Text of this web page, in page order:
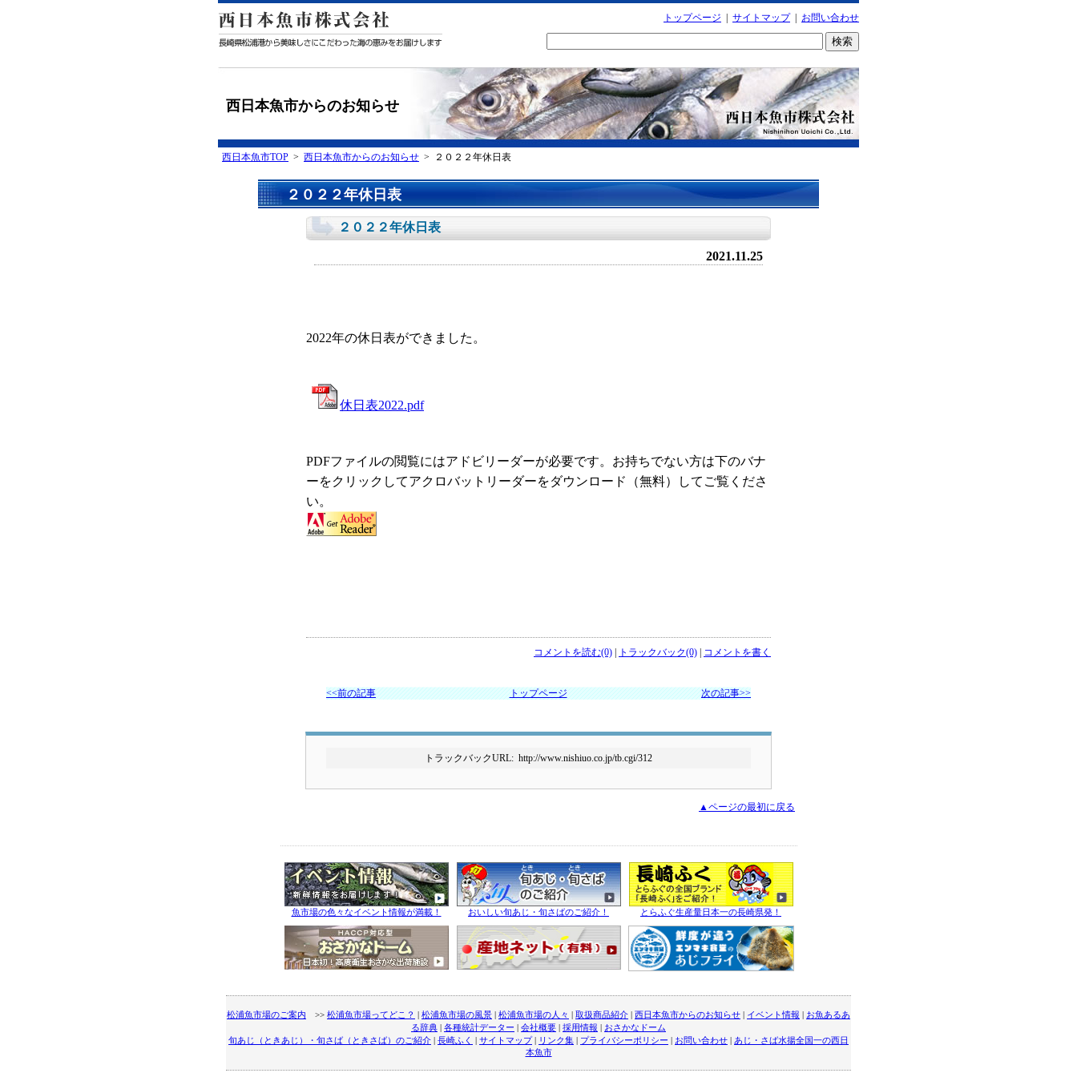
トップページ サイトマップ| お問い合わせ
西日本魚市からのお知らせ
西日本魚市TOP > 西日本魚市からのお知らせ > ２０２２年休日表
２０２２年休日表
２０２２年休日表
2021.11.25
2022年の休日表ができました。
休日表2022.pdf
PDFファイルの閲覧にはアドビリーダーが必要です。お持ちでない方は下のバナ
ーをクリックしてアクロバットリーダーをダウンロード（無料）してご覧くださ
い。
コメントを読む(0) トラックバック(0) コメントを書く
<<前の記事 トップページ 次の記事>>
トラックバックURL: http://www.nishiuo.co.jp/tb.cgi/312
▲ページの最初に戻る
魚市場の色々なイベント情報が満載！ おいしい旬あじ・旬さばのご紹介！ とらふぐ生産量日本一の長崎県発！
松浦魚市場のご案内 >> 松浦魚市場ってどこ？ | 松浦魚市場の風景 | 松浦魚市場の人々 | 取扱商品紹介 | 西日本魚市からのお知らせ | イベント情報 | お魚あるあ
る辞典 | 各種統計データー | 会社概要 | 採用情報 | おさかなドーム
旬あじ（ときあじ）・旬さば（ときさば）のご紹介 | 長崎ふく | サイトマップ| リンク集 | プライバシーポリシー | お問い合わせ | あじ・さば水揚全国一の西日
本魚市